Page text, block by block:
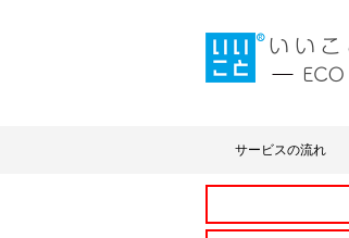
サービスの流れ